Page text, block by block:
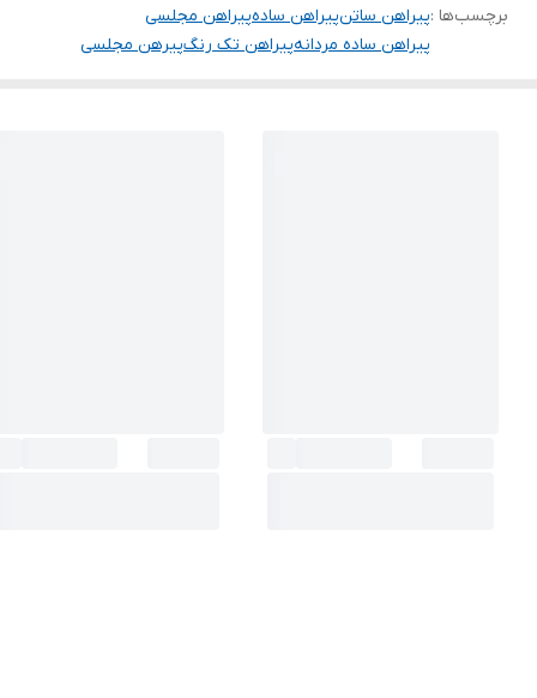
برچسب‌ها :پیراهن ساتنپیراهن سادهپیراهن مجلسی
پیراهن ساده مردانهپیراهن تک رنگپیرهن مجلسی